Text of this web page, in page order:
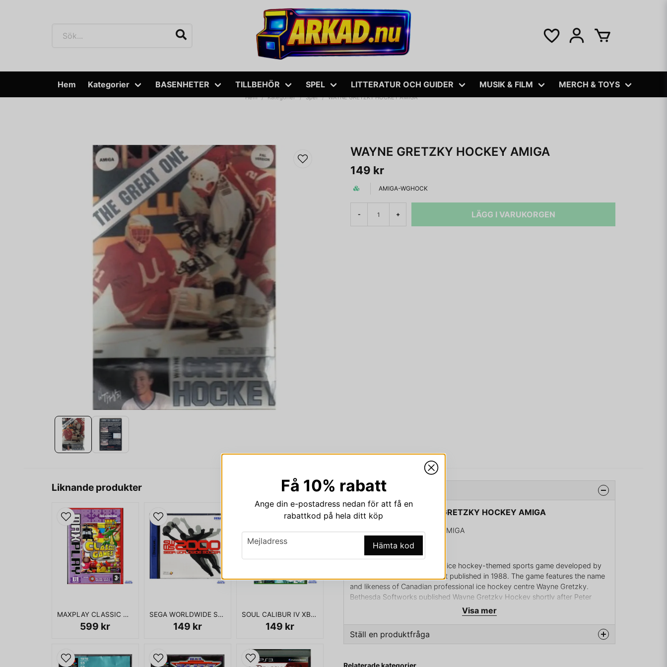
Hem Kategorier BASENHETER TILLBEHÖR SPEL LITTERATUR OCH GUIDER MUSIK & FILM MERCH & TOYS
Hem Kategorier Spel WAYNE GRETZKY HOCKEY AMIGA
WAYNE GRETZKY HOCKEY AMIGA
149 kr
AMIGA-WGHOCK
- + LÄGG I VARUKORGEN
Liknande produkter
MAXPLAY CLASSIC GAMES 01 GAMECUBE
599 kr
SEGA WORLDWIDE SOCCER 2000 DREAMCAST
149 kr
SOUL CALIBUR IV XBOX 360
149 kr
Beskrivning
Beskrivning av WAYNE GRETZKY HOCKEY AMIGA
WAYNE GRETZKY HOCKEY AMIGA
Wayne Gretzky Hockey is an ice hockey-themed sports game developed by
Bethesda Softworks, and first published in 1988. The game features the name
and likeness of Canadian professional ice hockey centre Wayne Gretzky.
Bethesda Softworks published Wayne Gretzky Hockey shortly after Peter
Pocklington traded Gretzky from the Edmonton Oilers to the Los Angeles
Hockey II (1990) and Wayne Gretzky Hockey 3 (1991).
Visa mer
Ställ en produktfråga
Fråga oss något om denna produkten...
Relaterade kategorier
Få 10% rabatt
Ange din e-postadress nedan för att få en
rabattkod på hela ditt köp
email
Mejladress Hämta kod